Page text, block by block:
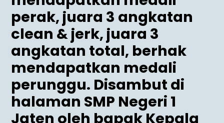
perak, juara 3 angkatan
clean & jerk, juara 3
angkatan total, berhak
mendapatkan medali
perunggu. Disambut di
halaman SMP Negeri 1
Jaten oleh bapak Kepala